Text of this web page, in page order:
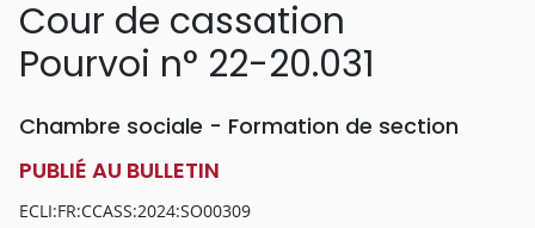
Cour de cassation
Pourvoi n° 22-20.031
Chambre sociale - Formation de section
PUBLIÉ AU BULLETIN
ECLI:FR:CCASS:2024:SO00309